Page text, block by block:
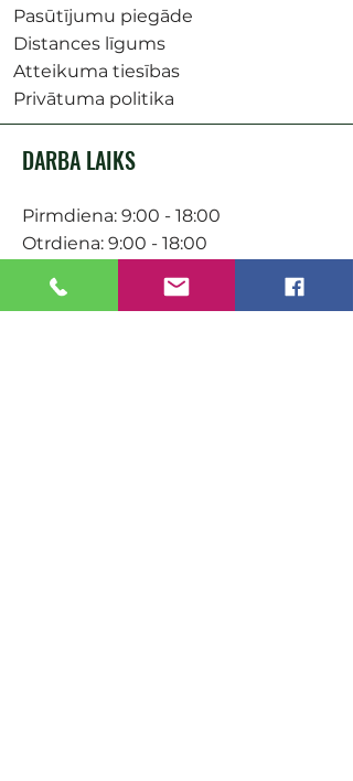
Pasūtījumu piegāde
Distances līgums
Atteikuma tiesības
Privātuma politika
DARBA LAIKS
Pirmdiena: 9:00 - 18:00
Otrdiena: 9:00 - 18:00
Ceturtdiena: 9:00 - 18:00